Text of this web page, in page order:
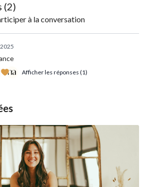
(2)
à la conversation
Afficher les réponses (1)